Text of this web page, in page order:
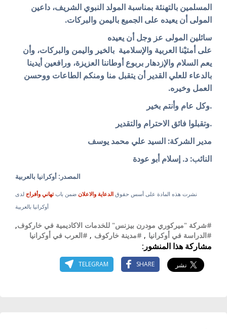
المسلمين بالتهنئة بمناسبة المولد النبوي الشريف، داعين
المولى أن يعيده على الجميع باليمن والبركات.
سائلين المولى عز وجل أن يعيده
على أمتيْنا العربية والإسلامية بالخير واليمن والبركات، وأن
يعم السلام والإزدهار بربوع أوطاننا العزيزة، ورافعين أيدينا
بالدعاء للعلي القدير أن يتقبل منا ومنكم الطاعات ووحسن
العمل وخيره.
.وكل عام وأنتم بخير
.وتقبلوا فائق الاحترام والتقدير
مدير الشركة: السيد علي محمد يوسف
النائب: د. إسلام أبو عودة
المصدر: أوكرانيا بالعربية
نشرت هذه المادة على أسس حقوق الدعاية والاعلان ضمن بابتهاني وأفراح لدى
أوكرانيا بالعربية
#شركة "ميركوري مودرن بيزنس" للخدمات الاكاديمية في خاركوف,
#الدراسة في أوكرانيا , #مدينة خاركوف , #العرب في أوكرانيا
مشاركة هذا المنشور:
SHARE
TELEGRAM